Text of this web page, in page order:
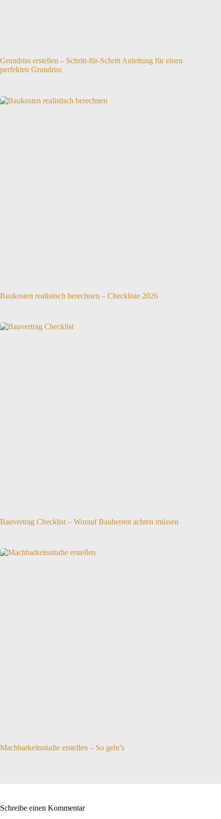
Grundriss erstellen – Schritt-für-Schritt Anleitung für einen
perfekten Grundriss
Baukosten realistisch berechnen – Checkliste 2026
Bauvertrag Checklist – Worauf Bauherren achten müssen
Machbarkeitsstudie erstellen – So geht’s
Schreibe einen Kommentar